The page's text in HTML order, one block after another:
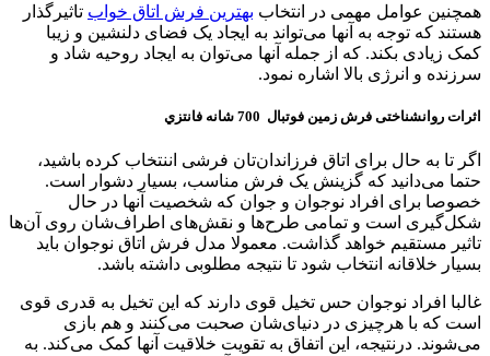
همچنین عوامل مهمی در انتخاب بهترین فرش اتاق خواب تاثیرگذار
هستند که توجه به آنها می‌تواند به ایجاد یک فضای دلنشین و زیبا
کمک زیادی بکند. که از جمله آنها می‌توان به ایجاد روحیه شاد و
سرزنده و انرژی بالا اشاره نمود.
اثرات روانشناختی فرش زمین فوتبال 700 شانه فانتزي
اگر تا به حال برای اتاق فرزاندان‌تان فرشی اننتخاب کرده باشید،
حتما می‌دانید که گزینش یک فرش مناسب، بسیار دشوار است.
خصوصا برای افراد نوجوان و جوان که شخصیت آنها در حال
شکل‌گیری است و تمامی طرح‌ها و نقش‌های اطراف‌شان روی آن‌ها
تاثیر مستقیم خواهد گذاشت. معمولا مدل فرش اتاق نوجوان باید
بسیار خلاقانه انتخاب شود تا نتیجه مطلوبی داشته باشد.
غالبا افراد نوجوان حس تخیل قوی دارند که این تخیل به قدری قوی
است که با هرچیزی در دنیای‌شان صحبت می‌کنند و هم بازی
می‌شوند. درنتيجه، اين اتفاق به تقویت خلاقیت آنها کمک می‌کند. به